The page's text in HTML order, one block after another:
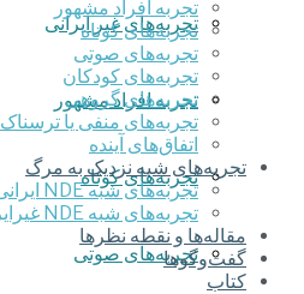
تجربه‌های غیر ایرانی
تجربه افراد مشهور
تجربه‌های کوتاه
تجربه‌های صوتی
تجربه افراد مشهور
تجربه‌های کوتاه
تجربه‌های صوتی
تجربه‌های کودکان
تجربه‌های گروهی
‌تجربه‌های منفی یا ترسناک
اتفاق‌های آینده
تجربه‌های شبه نزدیک به مرگ
تجربه‌های شبه NDE ایرانی
تجربه‌های شبه NDE غیرایرانی
مقاله‌ها و نقطه نظرها
گفت‌وگوها
کتاب